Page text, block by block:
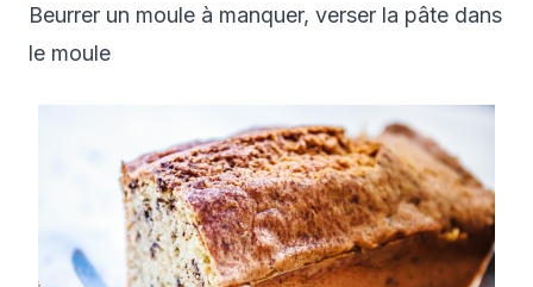
Beurrer un moule à manquer, verser la pâte dans
le moule